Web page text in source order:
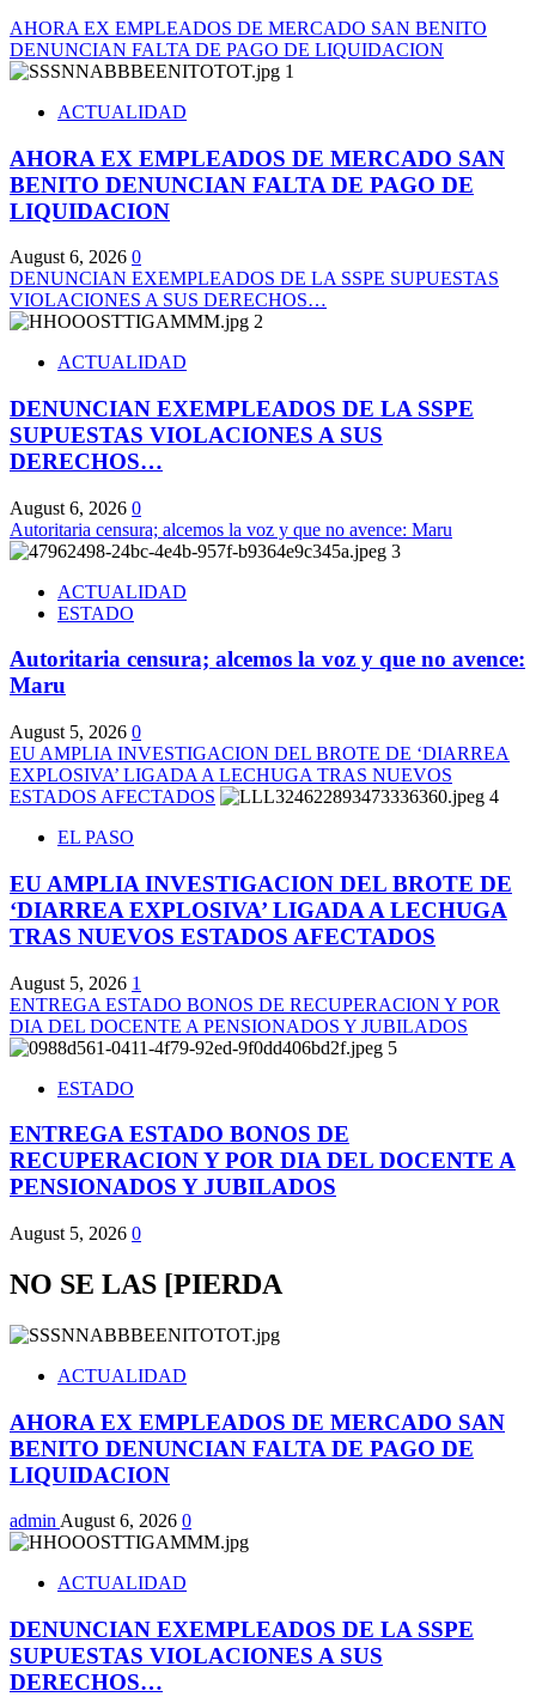
AHORA EX EMPLEADOS DE MERCADO SAN BENITO
DENUNCIAN FALTA DE PAGO DE LIQUIDACION
1
ACTUALIDAD
AHORA EX EMPLEADOS DE MERCADO SAN
BENITO DENUNCIAN FALTA DE PAGO DE
LIQUIDACION
August 6, 2026 0
DENUNCIAN EXEMPLEADOS DE LA SSPE SUPUESTAS
VIOLACIONES A SUS DERECHOS…
2
ACTUALIDAD
DENUNCIAN EXEMPLEADOS DE LA SSPE
SUPUESTAS VIOLACIONES A SUS
DERECHOS…
August 6, 2026 0
Autoritaria censura; alcemos la voz y que no avence: Maru
3
ACTUALIDAD
ESTADO
Autoritaria censura; alcemos la voz y que no avence:
Maru
August 5, 2026 0
EU AMPLIA INVESTIGACION DEL BROTE DE ‘DIARREA
EXPLOSIVA’ LIGADA A LECHUGA TRAS NUEVOS
ESTADOS AFECTADOS
4
EL PASO
EU AMPLIA INVESTIGACION DEL BROTE DE
‘DIARREA EXPLOSIVA’ LIGADA A LECHUGA
TRAS NUEVOS ESTADOS AFECTADOS
August 5, 2026 1
ENTREGA ESTADO BONOS DE RECUPERACION Y POR
DIA DEL DOCENTE A PENSIONADOS Y JUBILADOS
5
ESTADO
ENTREGA ESTADO BONOS DE
RECUPERACION Y POR DIA DEL DOCENTE A
PENSIONADOS Y JUBILADOS
August 5, 2026 0
NO SE LAS [PIERDA
ACTUALIDAD
AHORA EX EMPLEADOS DE MERCADO SAN
BENITO DENUNCIAN FALTA DE PAGO DE
LIQUIDACION
admin August 6, 2026 0
ACTUALIDAD
DENUNCIAN EXEMPLEADOS DE LA SSPE
SUPUESTAS VIOLACIONES A SUS
DERECHOS…